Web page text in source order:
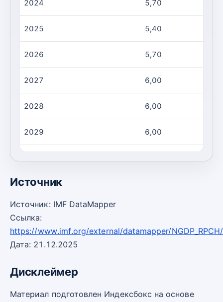
2024 5,70
2025 5,40
2026 5,70
2027 6,00
2028 6,00
2029 6,00
Источник
Источник: IMF DataMapper
Ссылка:
https://www.imf.org/external/datamapper/
Дата: 21.12.2025
Дисклеймер
Материал подготовлен Индексбокс на основе